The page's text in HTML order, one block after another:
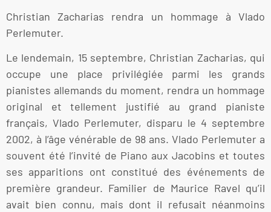
Christian Zacharias rendra un hommage à Vlado
Perlemuter.
Le lendemain, 15 septembre, Christian Zacharias, qui
occupe une place privilégiée parmi les grands
pianistes allemands du moment, rendra un hommage
original et tellement justifié au grand pianiste
français, Vlado Perlemuter, disparu le 4 septembre
2002, à l’âge vénérable de 98 ans. Vlado Perlemuter a
souvent été l’invité de Piano aux Jacobins et toutes
ses apparitions ont constitué des événements de
première grandeur. Familier de Maurice Ravel qu’il
avait bien connu, mais dont il refusait néanmoins